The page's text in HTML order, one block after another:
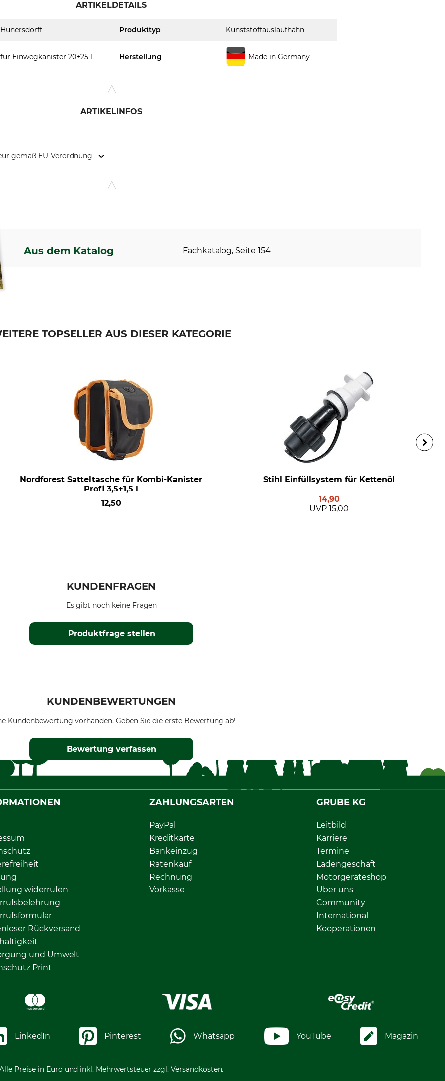
ARTIKELDETAILS
Hünersdorff Produkttyp Kunststoffauslaufhahn
für Einwegkanister 20+25 l Herstellung Made in Germany
ARTIKELINFOS
gemäß EU-Verordnung
Aus dem Katalog Fachkatalog, Seite 154
TOPSELLER AUS DIESER KATEGORIE
Nordforest Satteltasche für Kombi-Kanister
Profi 3,5+1,5 l
12,50
Stihl Einfüllsystem für Kettenöl
14,90
UVP 15,00
KUNDENFRAGEN
Produktfrage stellen
Es gibt noch keine Fragen
KUNDENBEWERTUNGEN
Kundenbewertung vorhanden. Geben Sie die erste Bewertung ab!
Bewertung verfassen
widerrufen
Rückversand
und Umwelt
Print
ZAHLUNGSARTEN
PayPal
Kreditkarte
Bankeinzug
Ratenkauf
Rechnung
Vorkasse
GRUBE KG
Leitbild
Karriere
Termine
Ladengeschäft
Motorgeräteshop
Über uns
Community
International
Kooperationen
LinkedIn Pinterest Whatsapp YouTube Magazin
Preise in Euro und inkl. Mehrwertsteuer zzgl. Versandkosten.